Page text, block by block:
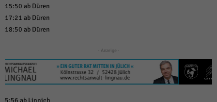
15:50 ab Düren
17:21 ab Düren
18:50 ab Düren
- Anzeige -
5:56 ab Linnich
Externe Medien (6)
werden, bedarf der Zugriff auf diese Inhalte keiner manuellen Einwilligung
mehr.
Cookie-Informationen anzeigen